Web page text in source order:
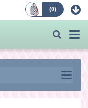
(0)